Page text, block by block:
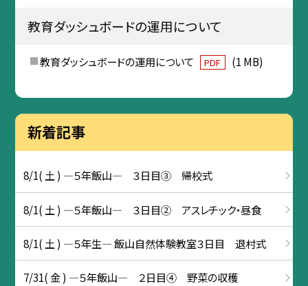
教育ダッシュボードの運用について
教育ダッシュボードの運用について PDF (1 MB)
新着記事
8/1( 土 ) ―５年飯山― ３日目③ 帰校式
8/1( 土 ) ―５年飯山― ３日目② アスレチック・昼食
8/1( 土 ) ―５年生― 飯山自然体験教室３日目 退村式
7/31( 金 ) ―５年飯山― ２日目④ 野菜の収穫